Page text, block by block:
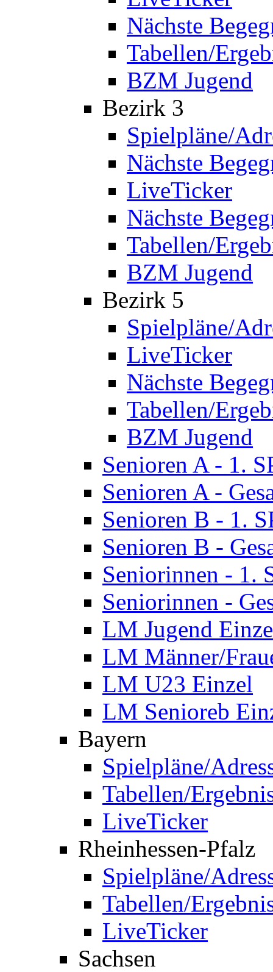
Nächste
Tabellen/
BZM Jugend
Bezirk 3
Spielpläne/
Nächste
LiveTicker
Nächste
Tabellen/
BZM Jugend
Bezirk 5
Spielpläne/
LiveTicker
Nächste
Tabellen/
BZM Jugend
Senioren A - 1.
Senioren A -
Senioren B - 1.
Senioren B -
Seniorinnen - 1.
Seniorinnen -
LM Jugend
LM Männer/
LM U23 Einzel
LM Senioreb
Bayern
Spielpläne/
Tabellen/
LiveTicker
Rheinhessen-Pfalz
Spielpläne/
Tabellen/
LiveTicker
Sachsen